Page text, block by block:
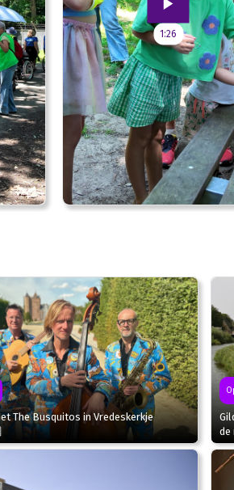
1:26
The Busquitos in Vredeskerkje
de